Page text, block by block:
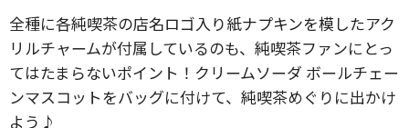
全種に各純喫茶の店名ロゴ入り紙ナプキンを模したアク
リルチャームが付属しているのも、純喫茶ファンにとっ
てはたまらないポイント！クリームソーダ ボールチェー
ンマスコットをバッグに付けて、純喫茶めぐりに出かけ
よう♪